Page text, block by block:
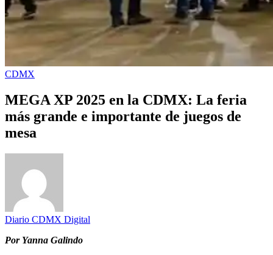
CDMX
MEGA XP 2025 en la CDMX: La feria
más grande e importante de juegos de
mesa
Diario CDMX Digital
Por Yanna Galindo